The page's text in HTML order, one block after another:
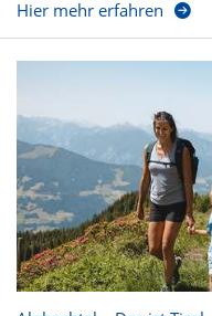
Hier mehr erfahren